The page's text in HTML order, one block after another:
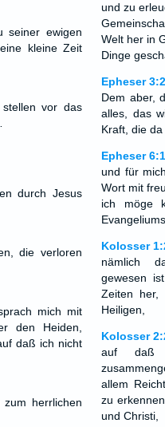
seiner ewigen
kleine Zeit
vor das
durch Jesus
die verloren
mich mit
den Heiden,
daß ich nicht
herrlichen
und zu
Welt her in
Dinge
Epheser
Dem aber,
alles, das
Kraft, die da
Epheser
und für
Wort mit
ich möge
Evangeliums,
Kolosser
nämlich
gewesen
Zeiten her,
Heiligen,
Kolosser
auf daß
allem
zu
und Christi,